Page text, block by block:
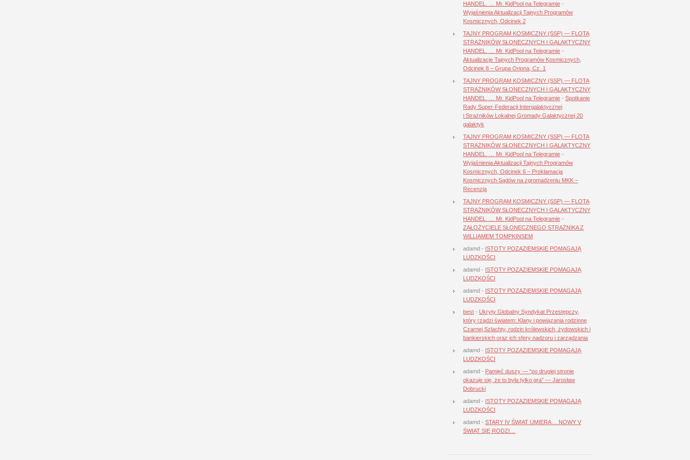
HANDEL. … Mr. KidPool na Telegramie -
Wyjaśnienia Aktualizacji Tajnych Programów
Kosmicznych, Odcinek 2
TAJNY PROGRAM KOSMICZNY (SSP) — FLOTA
STRAŻNIKÓW SŁONECZNYCH I GALAKTYCZNY
HANDEL. … Mr. KidPool na Telegramie -
Aktualizacje Tajnych Programów Kosmicznych,
Odcinek 8 – Grupa Oriona, Cz. 1
TAJNY PROGRAM KOSMICZNY (SSP) — FLOTA
STRAŻNIKÓW SŁONECZNYCH I GALAKTYCZNY
HANDEL. … Mr. KidPool na Telegramie - Spotkanie
Rady Super-Federacji Intergalaktycznej
i Strażników Lokalnej Gromady Galaktycznej 20
galaktyk
TAJNY PROGRAM KOSMICZNY (SSP) — FLOTA
STRAŻNIKÓW SŁONECZNYCH I GALAKTYCZNY
HANDEL. … Mr. KidPool na Telegramie -
Wyjaśnienia Aktualizacji Tajnych Programów
Kosmicznych, Odcinek 6 – Proklamacja
Kosmicznych Sądów na zgromadzeniu MKK –
Recenzja
TAJNY PROGRAM KOSMICZNY (SSP) — FLOTA
STRAŻNIKÓW SŁONECZNYCH I GALAKTYCZNY
HANDEL. … Mr. KidPool na Telegramie -
ZAŁOŻYCIELE SŁONECZNEGO STRAŻNIKA Z
WILLIAMEM TOMPKINSEM
adamd - ISTOTY POZAZIEMSKIE POMAGAJĄ
LUDZKOŚCI
adamd - ISTOTY POZAZIEMSKIE POMAGAJĄ
LUDZKOŚCI
adamd - ISTOTY POZAZIEMSKIE POMAGAJĄ
LUDZKOŚCI
best - Ukryty Globalny Syndykat Przestępczy,
który rządzi światem: Klany i powiązania rodzinne
Czarnej Szlachty, rodzin królewskich, żydowskich i
bankierskich oraz ich sfery nadzoru i zarządzania
adamd - ISTOTY POZAZIEMSKIE POMAGAJĄ
LUDZKOŚCI
adamd - Pamięć duszy — “po drugiej stronie
okazuje się, że to była tylko gra” — Jarosław
Dobrucki
adamd - ISTOTY POZAZIEMSKIE POMAGAJĄ
LUDZKOŚCI
adamd - STARY IV ŚWIAT UMIERA… NOWY V
ŚWIAT SIĘ RODZI…